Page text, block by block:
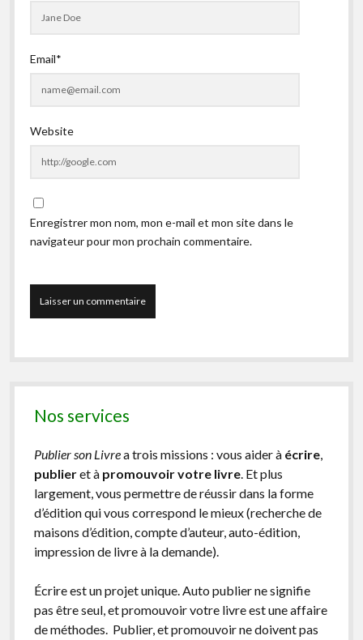
Email*
Website
Enregistrer mon nom, mon e-mail et mon site dans le
navigateur pour mon prochain commentaire.
Nos services
Publier son Livrea trois missions : vous aider à écrire,
publieret à promouvoir votre livre. Et plus
largement, vous permettre de réussir dans la forme
d’édition qui vous correspond le mieux (recherche de
maisons d’édition, compte d’auteur, auto-édition,
impression de livre à la demande).
Écrire est un projet unique. Auto publier ne signifie
pas être seul, et promouvoir votre livre est une affaire
de méthodes. Publier, et promouvoir ne doivent pas